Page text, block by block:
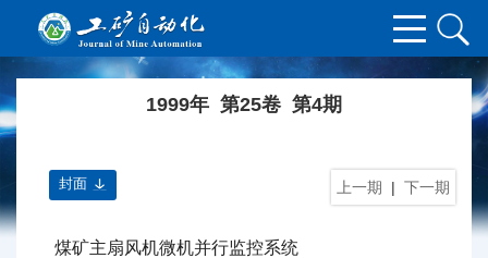
1999年 第25卷 第4期
上一期 | 下一期
封面
煤矿主扇风机微机并行监控系统